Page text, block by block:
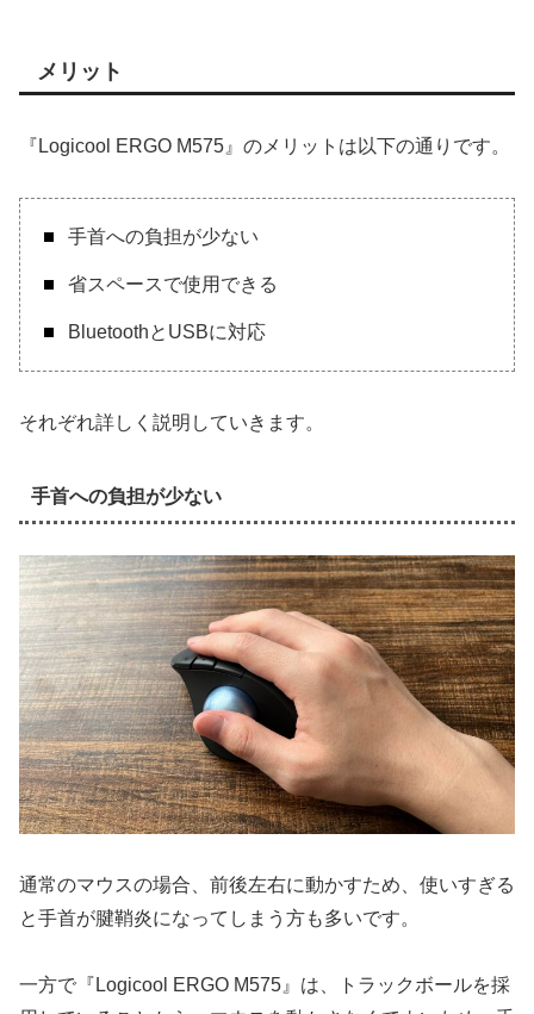
メリット
『Logicool ERGO M575』のメリットは以下の通りです。
手首への負担が少ない
省スペースで使用できる
BluetoothとUSBに対応
それぞれ詳しく説明していきます。
手首への負担が少ない
通常のマウスの場合、前後左右に動かすため、使いすぎる
と手首が腱鞘炎になってしまう方も多いです。
一方で『Logicool ERGO M575』は、トラックボールを採